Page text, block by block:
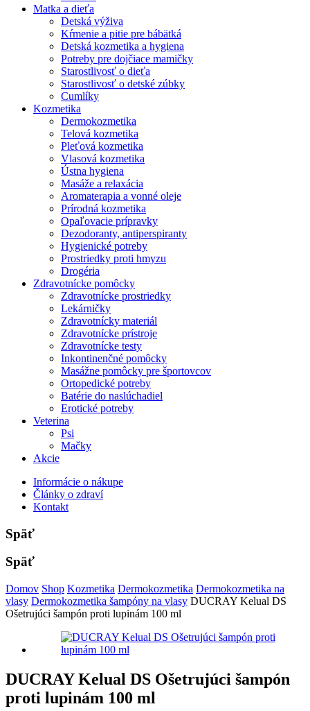
Matka a dieťa
Detská výživa
Kŕmenie a pitie pre bábätká
Detská kozmetika a hygiena
Potreby pre dojčiace mamičky
Starostlivosť o dieťa
Starostlivosť o detské zúbky
Cumlíky
Kozmetika
Dermokozmetika
Telová kozmetika
Pleťová kozmetika
Vlasová kozmetika
Ústna hygiena
Masáže a relaxácia
Aromaterapia a vonné oleje
Prírodná kozmetika
Opaľovacie prípravky
Dezodoranty, antiperspiranty
Hygienické potreby
Prostriedky proti hmyzu
Drogéria
Zdravotnícke pomôcky
Zdravotnícke prostriedky
Lekárničky
Zdravotnícky materiál
Zdravotnícke prístroje
Zdravotnícke testy
Inkontinenčné pomôcky
Masážne pomôcky pre športovcov
Ortopedické potreby
Batérie do naslúchadiel
Erotické potreby
Veterina
Psi
Mačky
Akcie
Informácie o nákupe
Články o zdraví
Kontakt
Späť
Späť
Domov Shop Kozmetika Dermokozmetika Dermokozmetika na
vlasy Dermokozmetika šampóny na vlasy DUCRAY Kelual DS
Ošetrujúci šampón proti lupinám 100 ml
DUCRAY Kelual DS Ošetrujúci šampón
proti lupinám 100 ml